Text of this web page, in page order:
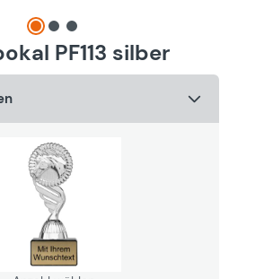
PF113 silber